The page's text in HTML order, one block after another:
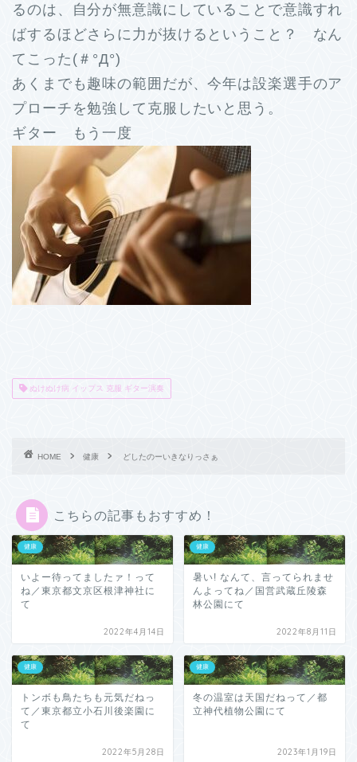
るのは、自分が無意識にしていることで意識すれ
ばするほどさらに力が抜けるということ？ なん
てこった(＃°Д°)
あくまでも趣味の範囲だが、今年は設楽選手のア
プローチを勉強して克服したいと思う。
ギター もう一度
ぬけぬけ病 イップス 克服 ギター演奏
HOME 健康 どしたのーいきなりっさぁ
こちらの記事もおすすめ！
健康
いよー待ってましたァ！って
ね／東京都文京区根津神社に
て
2022年4月14日
健康
暑い! なんて、言ってられませ
んよってね／国営武蔵丘陵森
林公園にて
2022年8月11日
健康
トンボも鳥たちも元気だねっ
て／東京都立小石川後楽園に
て
2022年5月28日
健康
冬の温室は天国だねって／都
立神代植物公園にて
2023年1月19日